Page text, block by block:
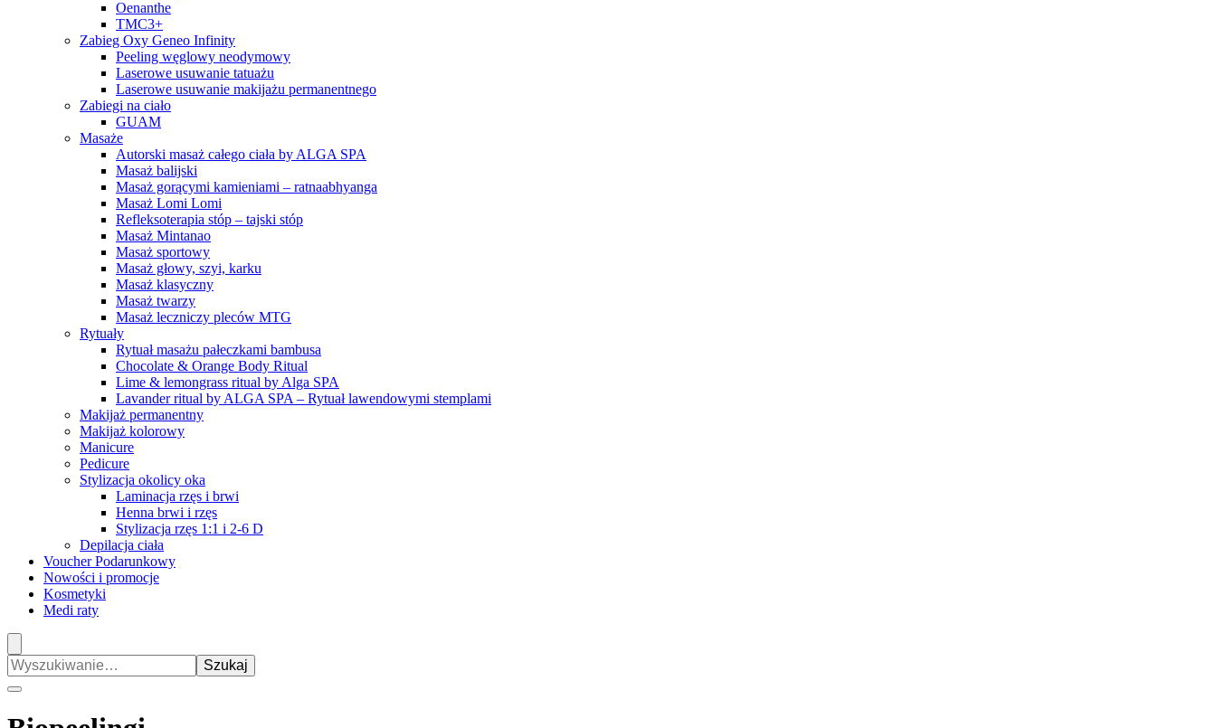
Oenanthe
TMC3+
Zabieg Oxy Geneo Infinity
Peeling węglowy neodymowy
Laserowe usuwanie tatuażu
Laserowe usuwanie makijażu permanentnego
Zabiegi na ciało
GUAM
Masaże
Autorski masaż całego ciała by ALGA SPA
Masaż balijski
Masaż gorącymi kamieniami – ratnaabhyanga
Masaż Lomi Lomi
Refleksoterapia stóp – tajski stóp
Masaż Mintanao
Masaż sportowy
Masaż głowy, szyi, karku
Masaż klasyczny
Masaż twarzy
Masaż leczniczy pleców MTG
Rytuały
Rytuał masażu pałeczkami bambusa
Chocolate & Orange Body Ritual
Lime & lemongrass ritual by Alga SPA
Lavander ritual by ALGA SPA – Rytuał lawendowymi stemplami
Makijaż permanentny
Makijaż kolorowy
Manicure
Pedicure
Stylizacja okolicy oka
Laminacja rzęs i brwi
Henna brwi i rzęs
Stylizacja rzęs 1:1 i 2-6 D
Depilacja ciała
Voucher Podarunkowy
Nowości i promocje
Kosmetyki
Medi raty
Szukaj: